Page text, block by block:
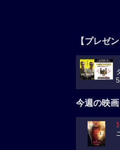
【プレゼ
今週の映